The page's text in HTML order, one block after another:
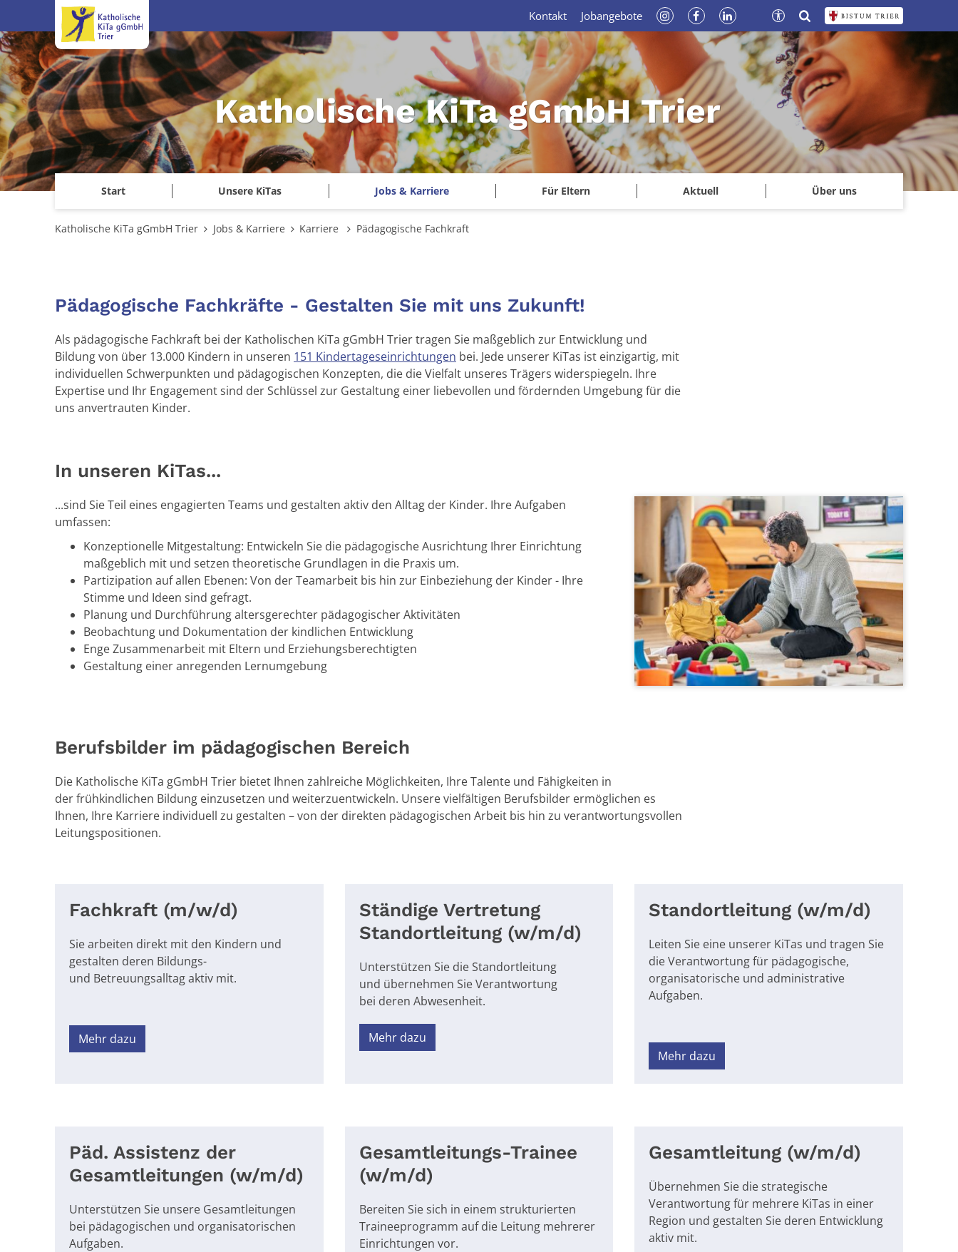
Zum Inhalt springen
Katholische KiTa gGmbH Trier
Start Unsere KiTas Jobs & Karriere Für Eltern Aktuell Über uns
Kontakt Jobangebote
Katholische KiTa gGmbH Trier Jobs & Karriere Karriere Pädagogische Fachkraft
Pädagogische Fachkräfte - Gestalten Sie mit uns Zukunft!
Als pädagogische Fachkraft bei der Katholischen KiTa gGmbH Trier tragen Sie maßgeblich zur Entwicklung und
Bildung von über 13.000 Kindern in unseren 151 Kindertageseinrichtungen bei. Jede unserer KiTas ist einzigartig, mit
individuellen Schwerpunkten und pädagogischen Konzepten, die die Vielfalt unseres Trägers widerspiegeln. Ihre
Expertise und Ihr Engagement sind der Schlüssel zur Gestaltung einer liebevollen und fördernden Umgebung für die
uns anvertrauten Kinder.
In unseren KiTas...
...sind Sie Teil eines engagierten Teams und gestalten aktiv den Alltag der Kinder. Ihre Aufgaben
umfassen:
Konzeptionelle Mitgestaltung: Entwickeln Sie die pädagogische Ausrichtung Ihrer Einrichtung
maßgeblich mit und setzen theoretische Grundlagen in die Praxis um.
Partizipation auf allen Ebenen: Von der Teamarbeit bis hin zur Einbeziehung der Kinder - Ihre
Stimme und Ideen sind gefragt.
Planung und Durchführung altersgerechter pädagogischer Aktivitäten
Beobachtung und Dokumentation der kindlichen Entwicklung
Enge Zusammenarbeit mit Eltern und Erziehungsberechtigten
Gestaltung einer anregenden Lernumgebung
Berufsbilder im pädagogischen Bereich
Die Katholische KiTa gGmbH Trier bietet Ihnen zahlreiche Möglichkeiten, IhreTalente und Fähigkeiten in
derfrühkindlichen Bildung einzusetzen und weiterzuentwickeln. Unsere vielfältigen Berufsbilder ermöglichen es
Ihnen, Ihre Karriere individuell zu gestalten – von der direkten pädagogischen Arbeit bis hin zu verantwortungsvollen
Leitungspositionen.
Fachkraft (m/w/d)
Sie arbeiten direkt mit den Kindern und
gestalten deren Bildungs-
und Betreuungsalltag aktiv mit.
Mehr dazu
Ständige Vertretung
Standortleitung (w/m/d)
Unterstützen Sie dieStandortleitung
und übernehmen SieVerantwortung
bei deren Abwesenheit.
Mehr dazu
Standortleitung (w/m/d)
Leiten Sie eine unserer KiTas und tragen Sie
die Verantwortung für pädagogische,
organisatorische und administrative
Aufgaben.
Mehr dazu
Päd. Assistenz der
Gesamtleitungen (w/m/d)
Unterstützen Sie unsere Gesamtleitungen
bei pädagogischen und organisatorischen
Aufgaben.
Gesamtleitungs-Trainee
(w/m/d)
Bereiten Sie sich in einem strukturierten
Traineeprogramm auf die Leitung mehrerer
Einrichtungen vor.
Gesamtleitung (w/m/d)
Übernehmen Sie die strategische
Verantwortung für mehrere KiTas in einer
Region und gestalten Sie deren Entwicklung
aktiv mit.